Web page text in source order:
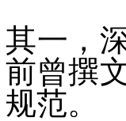
其一，
前曾撰
规范。